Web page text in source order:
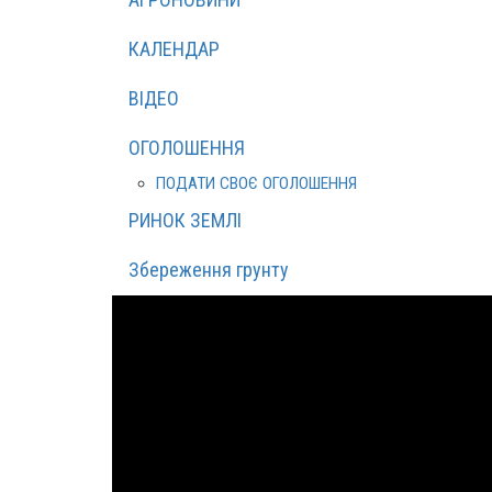
КАЛЕНДАР
ВІДЕО
ОГОЛОШЕННЯ
ПОДАТИ СВОЄ ОГОЛОШЕННЯ
РИНОК ЗЕМЛІ
Збереження грунту